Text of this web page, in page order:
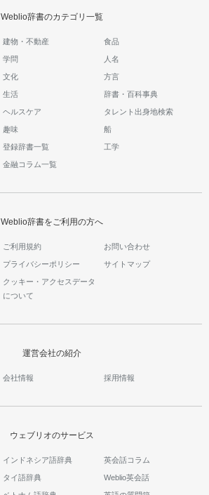
Weblio辞書のカテゴリ一覧
建物・不動産 食品
学問 人名
文化 方言
生活 辞書・百科事典
ヘルスケア タレント出身地検索
趣味 船
登録辞書一覧 工学
金融コラム一覧
Weblio辞書をご利用の方へ
ご利用規約 お問い合わせ
プライバシーポリシー サイトマップ
クッキー・アクセスデータ
について
運営会社の紹介
会社情報 採用情報
ウェブリオのサービス
インドネシア語辞典
タイ語辞典
英会話コラム
Weblio英会話